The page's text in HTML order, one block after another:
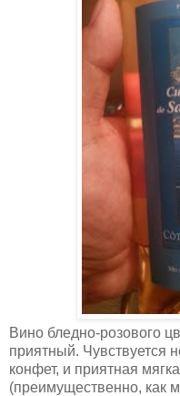
Вино бледно-розового
приятный. Чувствуется
конфет, и приятная
(преимущественно, как